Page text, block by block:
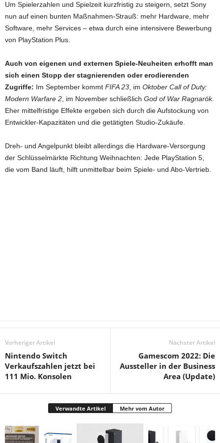
Um Spielerzahlen und Spielzeit kurzfristig zu steigern, setzt Sony
nun auf einen bunten Maßnahmen-Strauß: mehr Hardware, mehr
Software, mehr Services – etwa durch eine intensivere Bewerbung
von PlayStation Plus.
Auch von eigenen und externen Spiele-Neuheiten erhofft man
sich einen Stopp der stagnierenden oder erodierenden
Zugriffe: Im September kommt FIFA 23 , im Oktober Call of Duty:
Modern Warfare 2 , im November schließlich God of War Ragnarök.
Eher mittelfristige Effekte ergeben sich durch die Aufstockung von
Entwickler-Kapazitäten und die getätigten Studio-Zukäufe.
Dreh- und Angelpunkt bleibt allerdings die Hardware-Versorgung
der Schlüsselmärkte Richtung Weihnachten: Jede PlayStation 5,
die vom Band läuft, hilft unmittelbar beim Spiele- und Abo-Vertrieb.
Vorheriger Artikel
Nintendo Switch
Verkaufszahlen jetzt bei
111 Mio. Konsolen
Nächster Artikel
Gamescom 2022: Die
Aussteller in der Business
Area (Update)
Verwandte Artikel Mehr vom Autor